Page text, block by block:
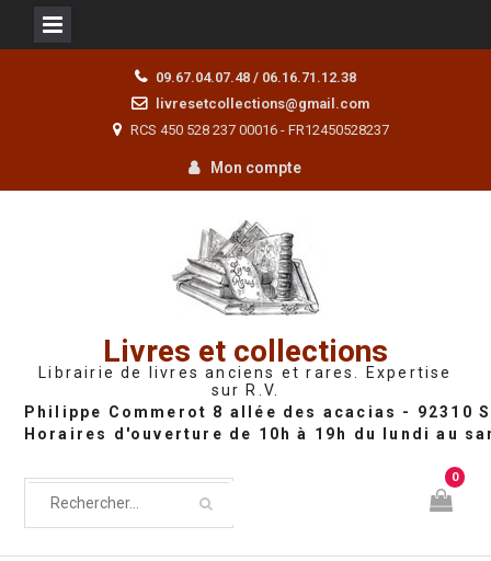
09.67.04.07.48 / 06.16.71.12.38
livresetcollections@gmail.com
RCS 450 528 237 00016 - FR12450528237
Mon compte
Livres et collections
Librairie de livres anciens et rares. Expertise
sur R.V.
0